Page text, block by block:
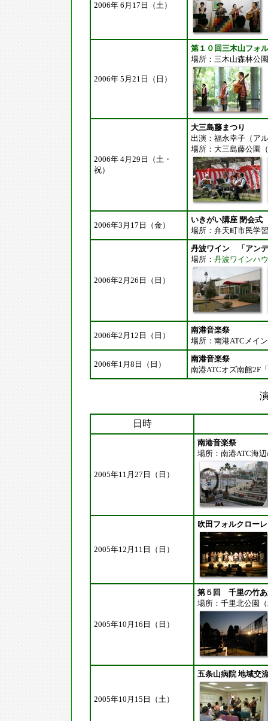
2006年 6月17日（土）
2006年 5月21日（日）
第１０回三木山フォ
場所：三木山森林公
2006年 4月29日（土・
祝）
大三島藤まつり
出演：福永幸子（ア
場所：大三島藤公園
2006年3月17日（金）
いきがい講座 閉会式
場所：弁天町市民学
2006年2月26日（日）
丹波ワイン 「アン
場所： 丹波ワインハ
2006年2月12日（日）
南港音楽祭
場所：南港ATCメイ
2006年1月8日（日）
南港音楽祭
南港ATCオズ南館2F
日時
2005年11月27日（日）
南港音楽祭
場所：南港ATC海
2005年12月11日（日）
吹田フォルクロー
2005年10月16日（日）
第５回 千里の竹あ
場所：千里北公園
2005年10月15日（土）
五条山病院 地域交